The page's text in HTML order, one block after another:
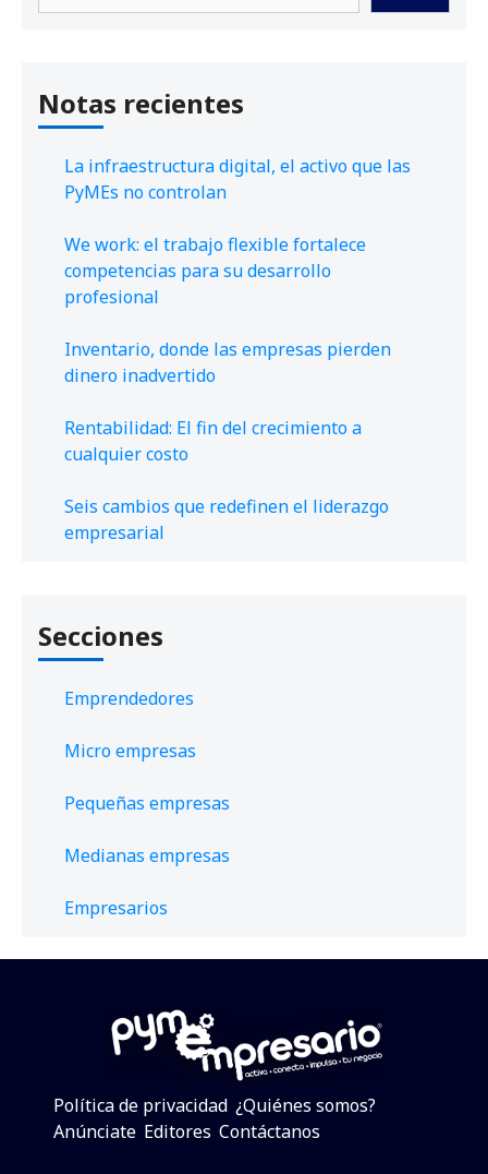
Notas recientes
La infraestructura digital, el activo que las
PyMEs no controlan
We work: el trabajo flexible fortalece
competencias para su desarrollo
profesional
Inventario, donde las empresas pierden
dinero inadvertido
Rentabilidad: El fin del crecimiento a
cualquier costo
Seis cambios que redefinen el liderazgo
empresarial
Secciones
Emprendedores
Micro empresas
Pequeñas empresas
Medianas empresas
Empresarios
Política de privacidad ¿Quiénes somos?
Anúnciate Editores Contáctanos